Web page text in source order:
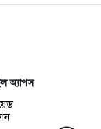
আলোচনা
জৈবিক উপাদান
সভা
অ্যাপস